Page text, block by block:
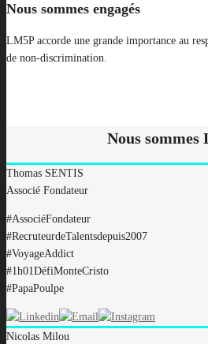
Nous sommes engagés
LM5P accorde une grande importance au
de non-discrimination.
Nous sommes
Thomas SENTIS
Associé Fondateur
#AssociéFondateur
#RecruteurdeTalentsdepuis2007
#VoyageAddict
#1h01DéfiMonteCristo
#PapaPoulpe
Nicolas Milou